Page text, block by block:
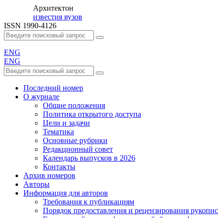
Архитектон
известия вузов
ISSN 1990-4126
ENG
ENG
Последний номер
О журнале
Общие положения
Политика открытого доступа
Цели и задачи
Тематика
Основные рубрики
Редакционный совет
Календарь выпусков в 2026
Контакты
Архив номеров
Авторы
Информация для авторов
Требования к публикациям
Порядок предоставления и рецензирования